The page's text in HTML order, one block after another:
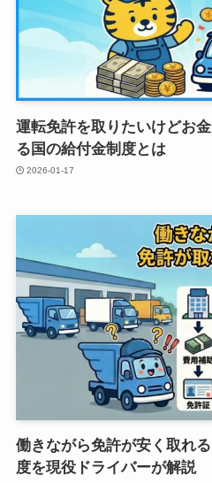
運転免許を取りたいけどお
る国の給付金制度とは
2026-01-17
働きながら免許が安く取れ
度を現役ドライバーが解説